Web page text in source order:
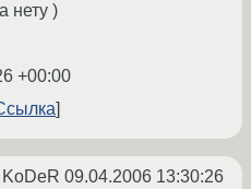
нету )
+00:00
KoDeR 09.04.2006 13:30:26